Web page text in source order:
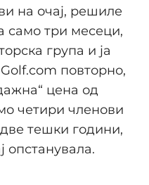
на очај, решиле
само три месеци,
група и ја
повторно,
цена од
четири членови
тешки години,
опстанувала.